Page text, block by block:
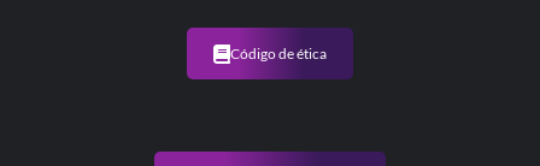
Código de ética